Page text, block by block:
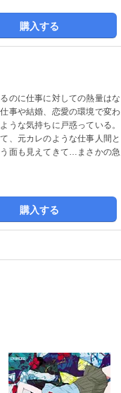
購入する
のに仕事に対しての熱量はな
事や結婚、恋愛の環境で変わ
うな気持ちに戸惑っている。
、元カレのような仕事人間と
面も見えてきて…まさかの急
購入する